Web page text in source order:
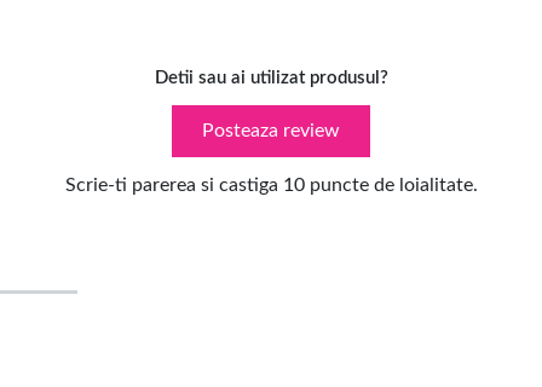
Detii sau ai utilizat produsul?
Posteaza review
Scrie-ti parerea si castiga 10 puncte de loialitate.